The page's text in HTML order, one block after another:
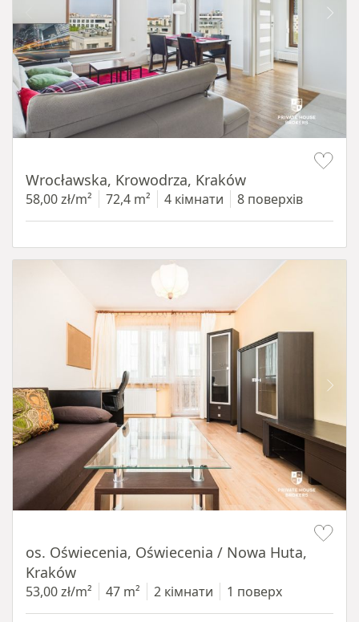
Wrocławska, Krowodrza, Kraków
58,00 zł/m² 72,4 m² 4 кімнати 8 поверхів
os. Oświecenia, Oświecenia / Nowa Huta,
Kraków
53,00 zł/m² 47 m² 2 кімнати 1 поверх